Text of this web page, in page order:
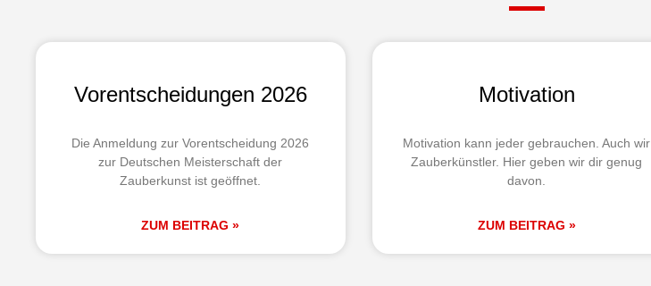
Vorentscheidungen 2026
Die Anmeldung zur Vorentscheidung 2026
zur Deutschen Meisterschaft der
Zauberkunst ist geöffnet.
ZUM BEITRAG »
Motivation
Motivation kann jeder gebrauchen. Auch wir
Zauberkünstler. Hier geben wir dir genug
davon.
ZUM BEITRAG »